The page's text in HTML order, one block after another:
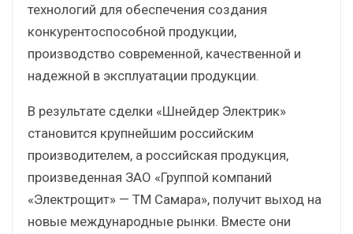
технологий для обеспечения создания
конкурентоспособной продукции,
производство современной, качественной и
надежной в эксплуатации продукции.
В результате сделки «Шнейдер Электрик»
становится крупнейшим российским
производителем, а российская продукция,
произведенная ЗАО «Группой компаний
«Электрощит» — ТМ Самара», получит выход на
новые международные рынки. Вместе они